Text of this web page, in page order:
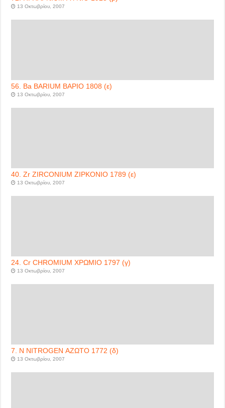
13 Οκτωβρίου, 2007
56. Ba BARIUM ΒΑΡΙΟ 1808 (ε)
13 Οκτωβρίου, 2007
40. Zr ZIRCONIUM ΖΙΡΚΟΝΙΟ 1789 (ε)
13 Οκτωβρίου, 2007
24. Cr CHROMIUM ΧΡΩΜΙΟ 1797 (γ)
13 Οκτωβρίου, 2007
7. N NITROGEN ΑΖΩΤΟ 1772 (δ)
13 Οκτωβρίου, 2007